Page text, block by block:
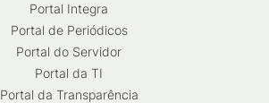
Portal Integra
Portal de Periódicos
Portal do Servidor
Portal da TI
Portal da Transparência